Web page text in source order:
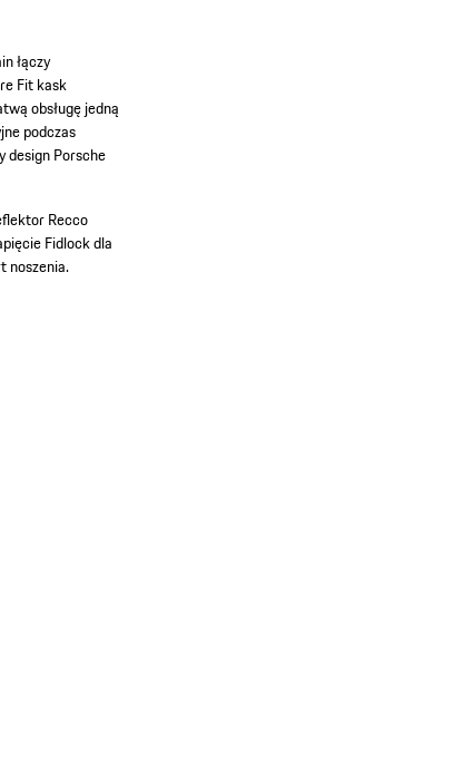
łączy
Fit kask
obsługę jedną
podczas
design Porsche
Recco
Fidlock dla
noszenia.